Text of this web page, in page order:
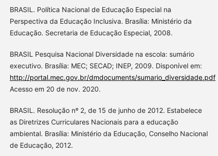
BRASIL. Política Nacional de Educação Especial na
Perspectiva da Educação Inclusiva. Brasília: Ministério da
Educação. Secretaria de Educação Especial, 2008.
BRASIL Pesquisa Nacional Diversidade na escola: sumário
executivo. Brasília: MEC; SECAD; INEP, 2009. Disponível em:
http://portal.mec.gov.br/dmdocuments/sumario_diversidade.pdf
Acesso em 20 de nov. 2020.
BRASIL. Resolução nº 2, de 15 de junho de 2012. Estabelece
as Diretrizes Curriculares Nacionais para a educação
ambiental. Brasília: Ministério da Educação, Conselho Nacional
de Educação, 2012.